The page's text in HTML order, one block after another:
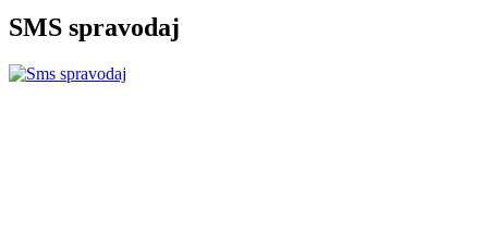
SMS spravodaj